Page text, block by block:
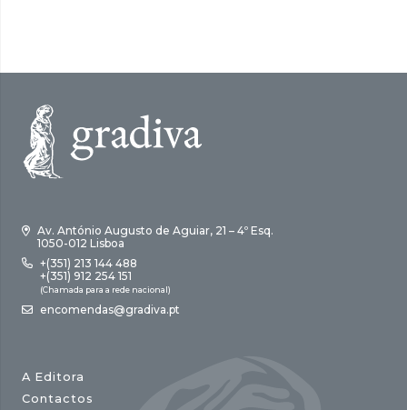
Av. António Augusto de Aguiar, 21 – 4º Esq.
1050-012 Lisboa
+(351) 213 144 488
+(351) 912 254 151
(Chamada para a rede nacional)
encomendas@gradiva.pt
A Editora
Contactos